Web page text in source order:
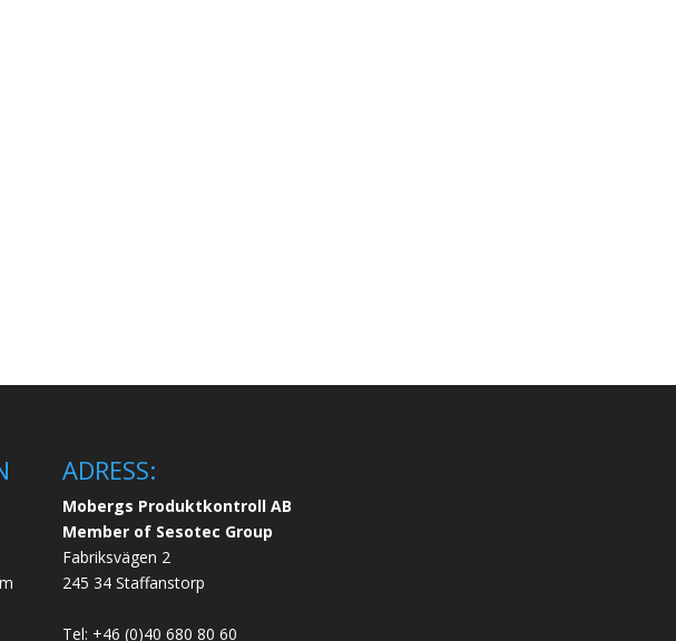
ADRESS:
Mobergs Produktkontroll AB
Member of Sesotec Group
Fabriksvägen 2
245 34 Staffanstorp
Tel: +46 (0)40 680 80 60